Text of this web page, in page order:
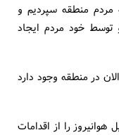
مردم منطقه سپردیم و
و توسط خود مردم ایجاد
در منطقه وجود دارد
را از اقدامات